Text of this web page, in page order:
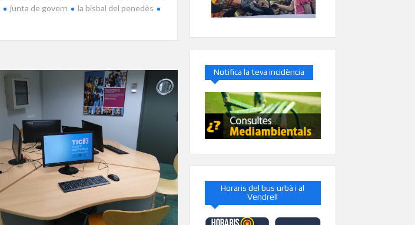
junta de govern
la bisbal del penedès
Notifica la teva incidència
Horaris del bus urbà i al
Vendrell